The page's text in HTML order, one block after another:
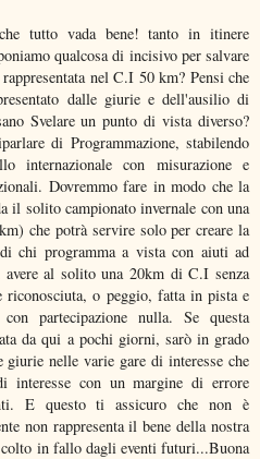
tutto vada bene! tanto in itinere
qualcosa di incisivo per salvare
nel C.I 50 km? Pensi che
dalle giurie e dell'ausilio di
Svelare un punto di vista diverso?
di Programmazione, stabilendo
internazionale con misurazione e
Dovremmo fare in modo che la
il solito campionato invernale con una
che potrà servire solo per creare la
chi programma a vista con aiuti ad
avere al solito una 20km di C.I senza
riconosciuta, o peggio, fatta in pista e
partecipazione nulla. Se questa
da qui a pochi giorni, sarò in grado
nelle varie gare di interesse che
interesse con un margine di errore
E questo ti assicuro che non è
non rappresenta il bene della nostra
colto in fallo dagli eventi futuri...Buona